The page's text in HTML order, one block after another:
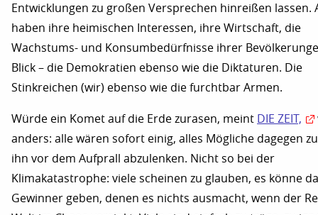
Entwicklungen zu großen Versprechen hinreißen lassen.
haben ihre heimischen Interessen, ihre Wirtschaft, die
Wachstums- und Konsumbedürfnisse ihrer
Blick – die Demokratien ebenso wie die Diktaturen. Die
Stinkreichen (wir) ebenso wie die furchtbar Armen.
Würde ein Komet auf die Erde zurasen, meint DIE ZEIT,
anders: alle wären sofort einig, alles Mögliche dagegen
ihn vor dem Aufprall abzulenken. Nicht so bei der
Klimakatastrophe: viele scheinen zu glauben, es könne da
Gewinner geben, denen es nichts ausmacht, wenn der